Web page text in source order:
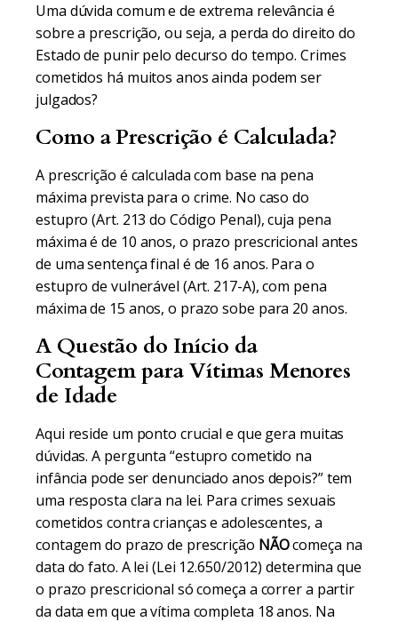
Uma dúvida comum e de extrema relevância é
sobre a prescrição, ou seja, a perda do direito do
Estado de punir pelo decurso do tempo. Crimes
cometidos há muitos anos ainda podem ser
julgados?
Como a Prescrição é Calculada?
A prescrição é calculada com base na pena
máxima prevista para o crime. No caso do
estupro (Art. 213 do Código Penal), cuja pena
máxima é de 10 anos, o prazo prescricional antes
de uma sentença final é de 16 anos. Para o
estupro de vulnerável (Art. 217-A), com pena
máxima de 15 anos, o prazo sobe para 20 anos.
A Questão do Início da
Contagem para Vítimas Menores
de Idade
Aqui reside um ponto crucial e que gera muitas
dúvidas. A pergunta “estupro cometido na
infância pode ser denunciado anos depois?” tem
uma resposta clara na lei. Para crimes sexuais
cometidos contra crianças e adolescentes, a
contagem do prazo de prescrição NÃOcomeça na
data do fato. A lei (Lei 12.650/2012) determina que
o prazo prescricional só começa a correr a partir
da data em que a vítima completa 18 anos. Na